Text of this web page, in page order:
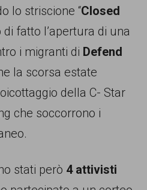
lo striscione “Closed
di fatto l’apertura di una
i migranti di Defend
la scorsa estate
della C- Star
che soccorrono i
stati però 4 attivisti